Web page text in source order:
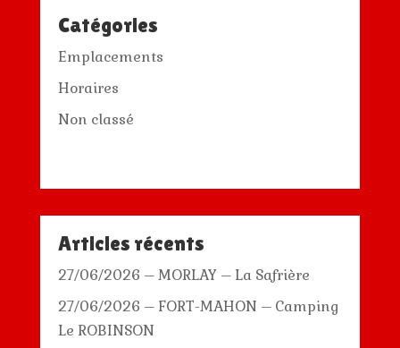
Catégories
Emplacements
Horaires
Non classé
Articles récents
27/06/2026 – MORLAY – La Safrière
27/06/2026 – FORT-MAHON – Camping
Le ROBINSON